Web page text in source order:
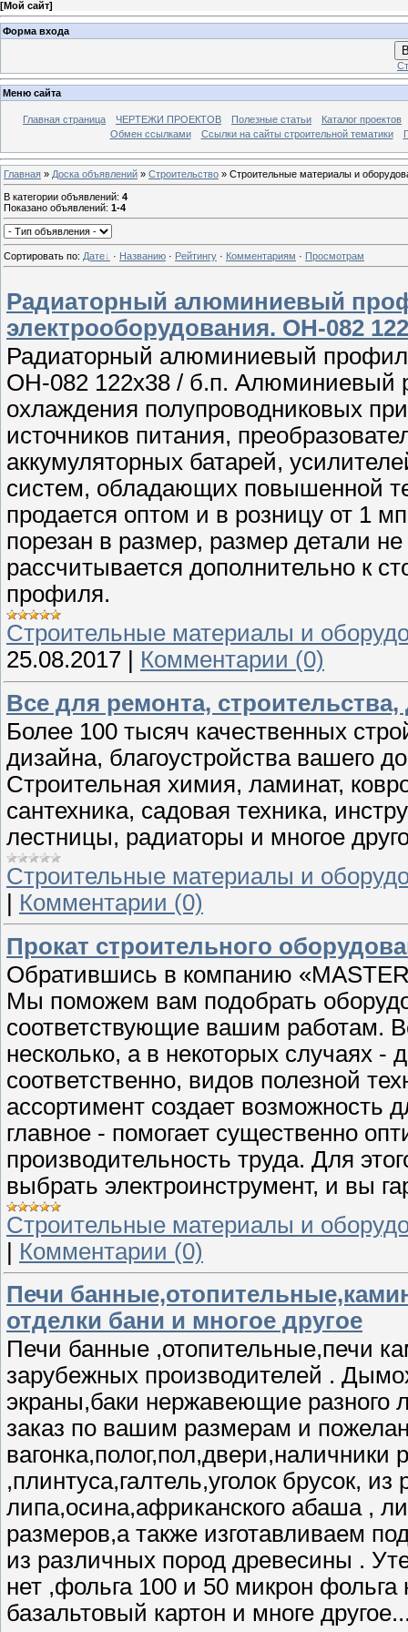
[Мой сайт]
Форма входа
Меню сайта
Главная страница ЧЕРТЕЖИ ПРОЕКТОВ Полезные статьи
Каталог проектов
Обмен ссылками
Ссылки на сайты строительной тематики
Главная » Доска объявлений » Строительство » Строительные материалы и
В категории объявлений: 4
Показано объявлений: 1-4
Сортировать по: Дате · Названию · Рейтингу · Комментариям · Просмотрам
Радиаторный алюминиевый
электрооборудования. ОН-082
Радиаторный алюминиевый
ОН-082 122х38 / б.п. Алюминиевый
охлаждения полупроводниковых
источников питания,
аккумуляторных батарей,
систем, обладающих повышенной
продается оптом и в розницу от 1
порезан в размер, размер детали
рассчитывается дополнительно к
профиля.
Строительные материалы и
25.08.2017
Комментарии (0)
Все для ремонта,
Более 100 тысяч качественных
дизайна, благоустройства вашего
Строительная химия, ламинат,
сантехника, садовая техника,
лестницы, радиаторы и многое
Строительные материалы и
Комментарии (0)
Прокат строительного
Обратившись в компанию
Мы поможем вам подобрать
соответствующие вашим работам.
несколько, а в некоторых случаях
соответственно, видов полезной
ассортимент создает возможность
главное - помогает существенно
производительность труда. Для
выбрать электроинструмент, и вы
Строительные материалы и
| Комментарии (0)
Печи
отделки бани и многое другое
Печи банные ,отопительные,печи
зарубежных производителей .
экраны,баки нержавеющие разного
заказ по вашим размерам и
,плинтуса,галтель,уголок брусок,
липа,осина,африканского абаша ,
размеров,а также изготавливаем
из различных пород древесины .
нет ,фольга 100 и 50 микрон
базальтовый картон и многе